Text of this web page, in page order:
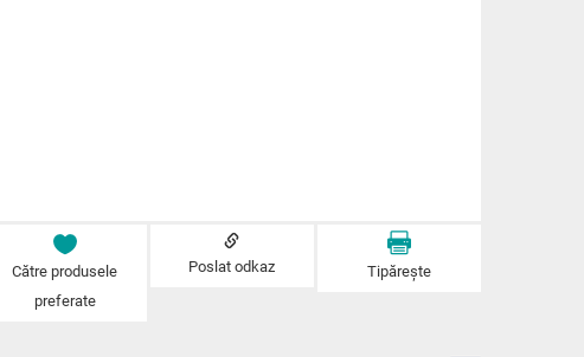
Către produsele
preferate
Poslat odkaz Tipărește